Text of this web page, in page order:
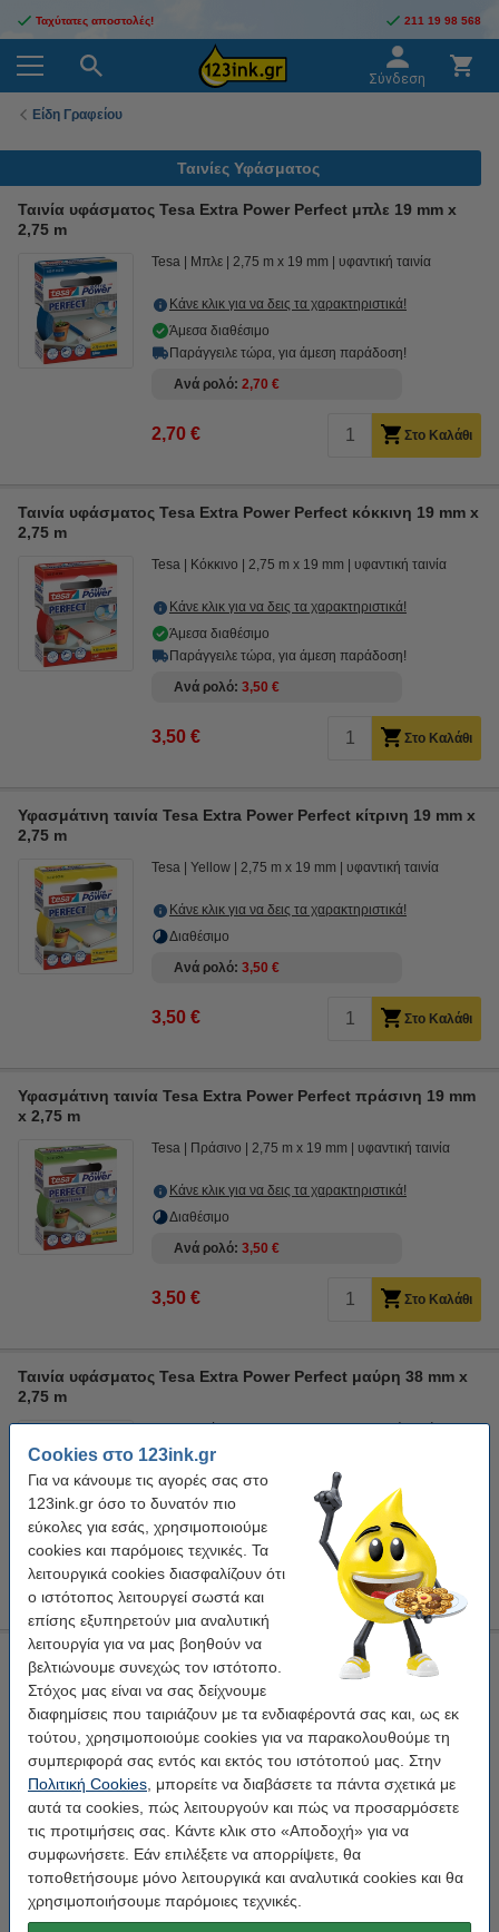
Cookies στο 123ink.gr
Για να κάνουμε τις αγορές σας στο
123ink.gr όσο το δυνατόν πιο
εύκολες για εσάς, χρησιμοποιούμε
cookies και παρόμοιες τεχνικές. Τα
λειτουργικά cookies διασφαλίζουν ότι
ο ιστότοπος λειτουργεί σωστά και
επίσης εξυπηρετούν μια αναλυτική
λειτουργία για να μας βοηθούν να
βελτιώνουμε συνεχώς τον ιστότοπο.
Στόχος μας είναι να σας δείχνουμε
διαφημίσεις που ταιριάζουν με τα ενδιαφέροντά σας και, ως εκ
τούτου, χρησιμοποιούμε cookies για να παρακολουθούμε τη
συμπεριφορά σας εντός και εκτός του ιστότοπού μας. Στην
Πολιτική Cookies , μπορείτε να διαβάσετε τα πάντα σχετικά με
αυτά τα cookies, πώς λειτουργούν και πώς να προσαρμόσετε
τις προτιμήσεις σας. Κάντε κλικ στο «Αποδοχή» για να
συμφωνήσετε. Εάν επιλέξετε να απορρίψετε, θα
τοποθετήσουμε μόνο λειτουργικά και αναλυτικά cookies και θα
χρησιμοποιήσουμε παρόμοιες τεχνικές.
Ταχύτατες αποστολές! 211 19 98 568
Σύνδεση
Είδη Γραφείου
Ταινίες Υφάσματος
Ταινία υφάσματος Tesa Extra Power Perfect μπλε 19 mm x
2,75 m
Tesa Μπλε 2,75 m x 19 mm υφαντική ταινία
Κάνε κλικ για να δεις τα χαρακτηριστικά!
Άμεσα διαθέσιμο
Παράγγειλε τώρα, για άμεση παράδοση!
Ανά ρολό 2,70 €
2,70 € Στο Καλάθι
Ταινία υφάσματος Tesa Extra Power Perfect κόκκινη 19 mm x
2,75 m
Tesa Κόκκινο 2,75 m x 19 mm υφαντική ταινία
Κάνε κλικ για να δεις τα χαρακτηριστικά!
Άμεσα διαθέσιμο
Παράγγειλε τώρα, για άμεση παράδοση!
Ανά ρολό 3,50 €
3,50 € Στο Καλάθι
Υφασμάτινη ταινία Tesa Extra Power Perfect κίτρινη 19 mm x
2,75 m
Tesa Yellow 2,75 m x 19 mm υφαντική ταινία
Κάνε κλικ για να δεις τα χαρακτηριστικά!
Διαθέσιμο
Ανά ρολό 3,50 €
3,50 € Στο Καλάθι
Υφασμάτινη ταινία Tesa Extra Power Perfect πράσινη 19 mm
x 2,75 m
Tesa Πράσινο 2,75 m x 19 mm υφαντική ταινία
Κάνε κλικ για να δεις τα χαρακτηριστικά!
Διαθέσιμο
Ανά ρολό 3,50 €
3,50 € Στο Καλάθι
Ταινία υφάσματος Tesa Extra Power Perfect μαύρη 38 mm x
2,75 m
Tesa Μαύρο 2,75 m x 38 mm υφαντική ταινία
Κάνε κλικ για να δεις τα χαρακτηριστικά!
Διαθέσιμο
Ανά ρολό 5,95 €
5,95 € Στο Καλάθι
Ταινία υφάσματος Tesa Extra Power Perfect λευκή 38 mm x
2,75 m
Tesa Λευκό 2,75 m x 38 mm υφαντική ταινία
Κάνε κλικ για να δεις τα χαρακτηριστικά!
Άμεσα διαθέσιμο
Παράγγειλε τώρα, για άμεση παράδοση!
Ανά ρολό 5,95 €
5,95 € Στο Καλάθι